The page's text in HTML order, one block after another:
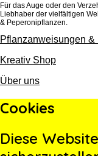
Für das Auge oder den
Liebhaber der vielfältigen
& Peperonipflanzen.
Pflanzanweisungen &
Kreativ Shop
Über uns
Cookies
Diese